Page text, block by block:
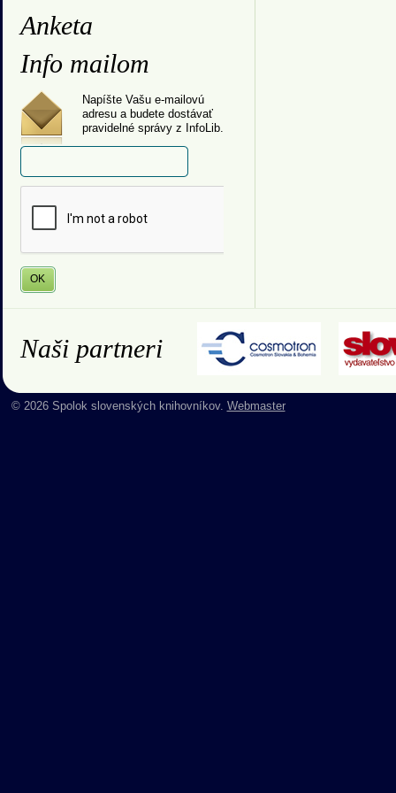
Anketa
Info mailom
Napíšte Vašu e-mailovú
adresu a budete dostávať
pravidelné správy z InfoLib.
Naši partneri
© 2026 Spolok slovenských knihovníkov. Webmaster